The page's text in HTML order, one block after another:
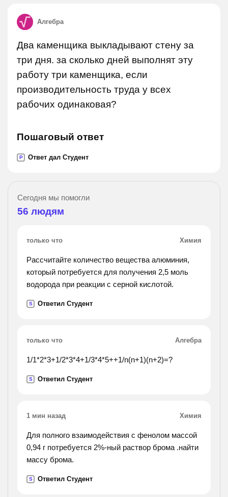
Алгебра
Два каменщика выкладывают стену за
три дня. за сколько дней выполнят эту
работу три каменщика, если
производительность труда у всех
рабочих одинаковая?
Пошаговый ответ
P Ответ дал Студент
Сегодня мы помогли
56 людям
только что Химия
Рассчитайте количество вещества алюминия,
который потребуется для получения 2,5 моль
водорода при реакции с серной кислотой.
S Ответил Студент
только что Алгебра
1/1*2*3+1/2*3*4+1/3*4*5++1/n(n+1)(n+2)=?
S Ответил Студент
1 мин назад Химия
Для полного взаимодействия с фенолом массой
0,94 г потребуется 2%-ный раствор брома .найти
массу брома.
S Ответил Студент